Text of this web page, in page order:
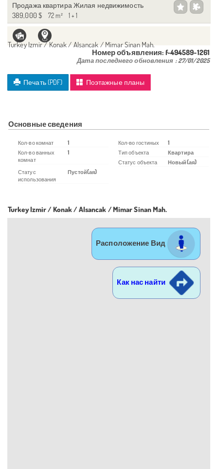
Продажа квартира Жилая недвижимость
389,000 $ 72 m² 1 + 1
Turkey Izmir / Konak/ Alsancak / Mimar Sinan Mah.
Номер объявления: f-494589-1261
Дата последнего обновления :27/01/2025
Печать (PDF) Поэтажные планы
Основные сведения
Кол-во комнат 1 Кол-во гостиных
1
Кол-во ванных
комнат
1 Тип объекта
Квартира
Статус объекта
Новый(ая)
Статус
использования
Пустой(ая)
Turkey Izmir / Konak/ Alsancak / Mimar Sinan Mah.
Расположение Вид
Как нас найти